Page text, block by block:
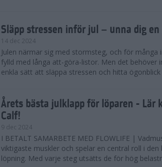
Släpp stressen inför jul – unna dig
14 dec 2024
Julen närmar sig med stormsteg, och för många
fylld med långa att-göra-listor. Men det behöver
enkla sätt att släppa stressen och hitta ögonblick
Årets bästa julklapp för löparen - Lär
Calf!
9 dec 2024
I BETALT SAMARBETE MED FLOWLIFE |
viktigaste muskler och spelar en central roll i den
löpning. Med varje steg utsätts de för hög